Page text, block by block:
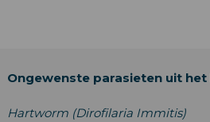
Ongewenste parasieten uit
Hartworm (Dirofilaria Immitis)